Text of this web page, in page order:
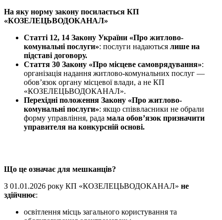
На яку норму закону посилається КП
«КОЗЕЛЕЦЬВОДОКАНАЛ»
Статті 12, 14 Закону України «Про житлово-
комунальні послуги»: послуги надаються лише на
підставі договору.
Стаття 30 Закону «Про місцеве самоврядування»:
організація надання житлово-комунальних послуг —
обов’язок органу місцевої влади, а не КП
«КОЗЕЛЕЦЬВОДОКАНАЛ».
Перехідні положення Закону «Про житлово-
комунальні послуги»: якщо співвласники не обрали
форму управління, рада мала обов’язок призначити
управителя на конкурсній основі.
Що це означає для мешканців?
З 01.01.2026 року КП «КОЗЕЛЕЦЬВОДОКАНАЛ» не
здійчнює:
освітлення місць загального користування та